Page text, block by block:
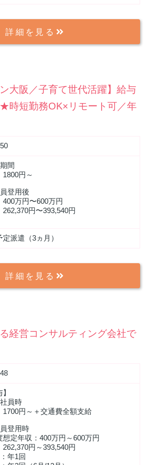
詳細を見る
大阪／子育て世代活躍】給与
時短勤務OK×リモート可／年
間
1800円～
登用後
400万円〜600万円
262,370円〜393,540円
定派遣（3ヵ月）
詳細を見る
経営コンサルティング会社で
員時
1700円～＋交通費全額支給
登用時
想定年収：400万円～600万円
262,370円～393,540円
年1回